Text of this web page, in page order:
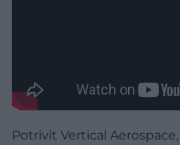
Potrivit Vertical